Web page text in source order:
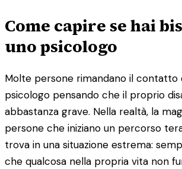
Come capire se hai
uno psicologo
Molte persone rimandano il contatto
psicologo pensando che il proprio
abbastanza grave. Nella realtà, la
persone che iniziano un percorso
trova in una situazione estrema:
che qualcosa nella propria vita non